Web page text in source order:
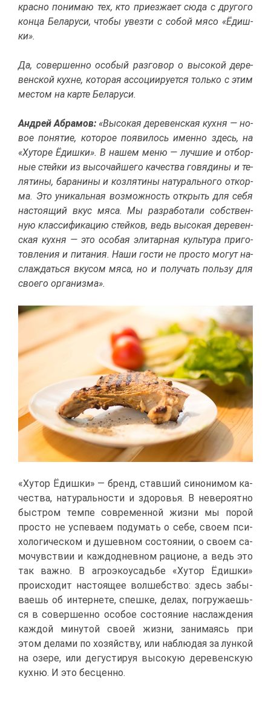
крас­но по­ни­маю тех, кто при­ез­жа­ет сю­да с дру­го­го
кон­ца Бе­ла­ру­си, что­бы увез­ти с со­бой мя­со «Ёдиш­
ки».
Да, со­вер­шен­но осо­бый раз­го­вор о вы­со­кой де­ре­
вен­ской кухне, ко­то­рая ас­со­ци­и­ру­ет­ся толь­ко с этим
ме­стом на кар­те Бе­ла­ру­си.
Ан­дрей Аб­ра­мов: «Вы­со­кая де­ре­вен­ская кух­ня — но­
вое по­ня­тие, ко­то­рое по­яви­лось имен­но здесь, на
«Ху­то­ре Ёдиш­ки». В на­шем ме­ню — луч­шие и от­бор­
ные стей­ки из вы­со­чай­ше­го ка­че­ства го­вя­ди­ны и те­
ля­ти­ны, ба­ра­ни­ны и коз­ля­ти­ны на­ту­раль­но­го от­кор­
ма. Это уни­каль­ная воз­мож­ность от­крыть для се­бя
на­сто­я­щий вкус мя­са. Мы раз­ра­бо­та­ли соб­ствен­
ную клас­си­фи­ка­цию стей­ков, ведь вы­со­кая де­ре­вен­
ская кух­ня — это осо­бая эли­тар­ная куль­ту­ра при­го­
тов­ле­ния и пи­та­ния. На­ши го­сти не про­сто мо­гут на­
сла­ждать­ся вку­сом мя­са, но и по­лу­чать поль­зу для
сво­е­го ор­га­низ­ма».
«Ху­тор Ёдиш­ки» — бренд, став­ший си­но­ни­мом ка­
че­ства, на­ту­раль­но­сти и здо­ро­вья. В неве­ро­ят­но
быст­ром тем­пе со­вре­мен­ной жиз­ни мы по­рой
про­сто не успе­ва­ем по­ду­мать о се­бе, сво­ем пси­
хо­ло­ги­че­ском и ду­шев­ном со­сто­я­нии, о сво­ем са­
мо­чув­ствии и каж­до­днев­ном ра­ци­оне, а ведь это
так важ­но. В аг­ро­эко­усадь­бе «Ху­тор Ёдиш­ки»
про­ис­хо­дит на­сто­я­щее вол­шеб­ство: здесь за­бы­
ва­ешь об ин­тер­не­те, спеш­ке, де­лах, по­гру­жа­ешь­
ся в со­вер­шен­но осо­бое со­сто­я­ние на­сла­жде­ния
каж­дой ми­ну­той сво­ей жиз­ни, за­ни­ма­ясь при
этом де­ла­ми по хо­зяй­ству, или на­блю­дая за лун­кой
на озе­ре, или де­гу­сти­руя вы­со­кую де­ре­вен­скую
кух­ню. И это бес­цен­но.